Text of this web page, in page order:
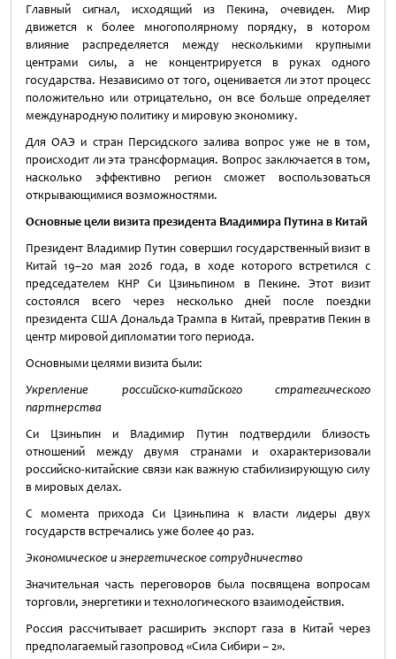
Главный сигнал, исходящий из Пекина, очевиден. Мир
движется к более многополярному порядку, в котором
влияние распределяется между несколькими крупными
центрами силы, а не концентрируется в руках одного
государства. Независимо от того, оценивается ли этот процесс
положительно или отрицательно, он все больше определяет
международную политику и мировую экономику.
Для ОАЭ и стран Персидского залива вопрос уже не в том,
происходит ли эта трансформация. Вопрос заключается в том,
насколько эффективно регион сможет воспользоваться
открывающимися возможностями.
Основные цели визита президента Владимира Путина в Китай
Президент Владимир Путин совершил государственный визит в
Китай 19–20 мая 2026 года, в ходе которого встретился с
председателем КНР Си Цзиньпином в Пекине. Этот визит
состоялся всего через несколько дней после поездки
президента США Дональда Трампа в Китай, превратив Пекин в
центр мировой дипломатии того периода.
Основными целями визита были:
Укрепление российско-китайского стратегического
партнерства
Си Цзиньпин и Владимир Путин подтвердили близость
отношений между двумя странами и охарактеризовали
российско-китайские связи как важную стабилизирующую силу
в мировых делах.
С момента прихода Си Цзиньпина к власти лидеры двух
государств встречались уже более 40 раз.
Экономическое и энергетическое сотрудничество
Значительная часть переговоров была посвящена вопросам
торговли, энергетики и технологического взаимодействия.
Россия рассчитывает расширить экспорт газа в Китай через
предполагаемый газопровод «Сила Сибири – 2».